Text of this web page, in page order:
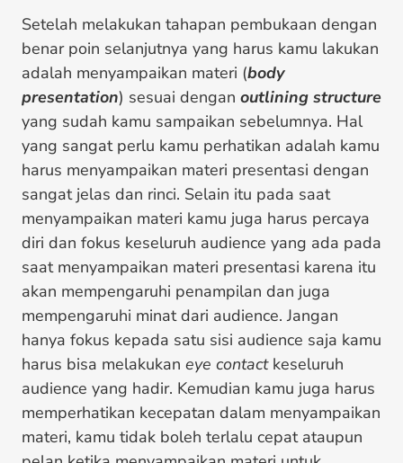
Setelah melakukan tahapan pembukaan dengan
benar poin selanjutnya yang harus kamu lakukan
adalah menyampaikan materi (body
presentation) sesuai dengan outlining structure
yang sudah kamu sampaikan sebelumnya. Hal
yang sangat perlu kamu perhatikan adalah kamu
harus menyampaikan materi presentasi dengan
sangat jelas dan rinci. Selain itu pada saat
menyampaikan materi kamu juga harus percaya
diri dan fokus keseluruh audience yang ada pada
saat menyampaikan materi presentasi karena itu
akan mempengaruhi penampilan dan juga
mempengaruhi minat dari audience. Jangan
hanya fokus kepada satu sisi audience saja kamu
harus bisa melakukan eye contact keseluruh
audience yang hadir. Kemudian kamu juga harus
memperhatikan kecepatan dalam menyampaikan
materi, kamu tidak boleh terlalu cepat ataupun